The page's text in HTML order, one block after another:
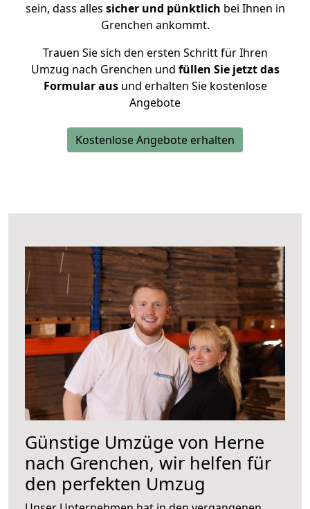
sein, dass alles sicher und pünktlich bei Ihnen in
Grenchen ankommt.
Trauen Sie sich den ersten Schritt für Ihren
Umzug nach Grenchen und füllen Sie jetzt das
Formular ausund erhalten Sie kostenlose
Angebote
Kostenlose Angebote erhalten
Günstige Umzüge von Herne
nach Grenchen, wir helfen für
den perfekten Umzug